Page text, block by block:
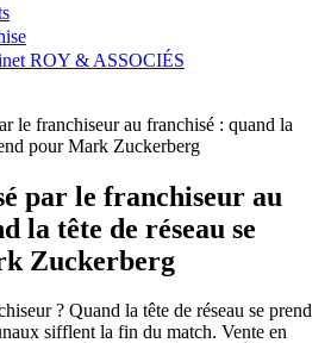
ROY & ASSOCIÉS
le franchiseur au franchisé : quand la
pour Mark Zuckerberg
par le franchiseur au
la tête de réseau se
Zuckerberg
? Quand la tête de réseau se prend
sifflent la fin du match. Vente en